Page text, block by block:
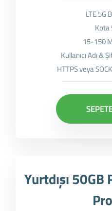
LTE 5G
Kota
15-150
Kullanıcı Adı &
HTTPS veya
Yurtdışı